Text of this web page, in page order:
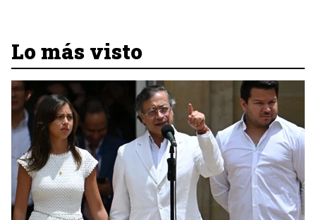
Lo más visto